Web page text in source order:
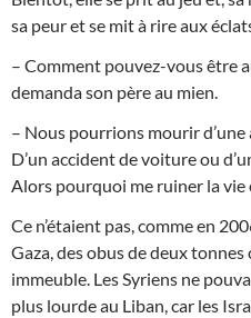
sa peur et se mit à rire aux
– Comment pouvez-vous être
demanda son père au mien.
– Nous pourrions mourir
D’un accident de voiture ou
Alors pourquoi me ruiner la vie
Ce n’étaient pas, comme en
Gaza, des obus de deux tonnes
immeuble. Les Syriens ne
plus lourde au Liban, car les